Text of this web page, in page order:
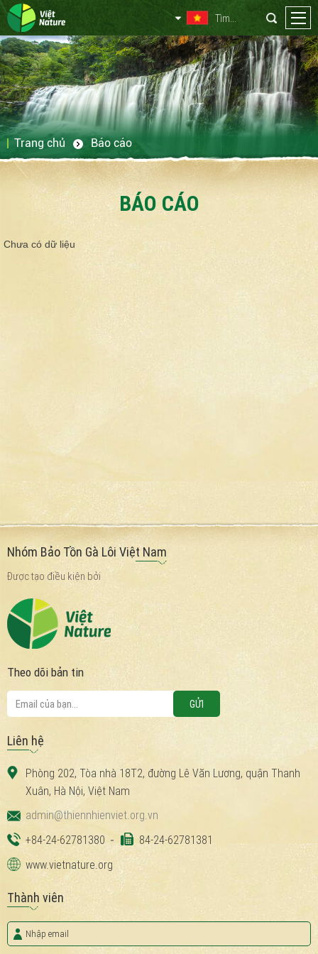
Trang chủ Báo cáo
BÁO CÁO
Chưa có dữ liệu
Nhóm Bảo Tồn Gà Lôi Việt Nam
Được tạo điều kiện bởi
Theo dõi bản tin
Liên hệ
Phòng 202, Tòa nhà 18T2, đường Lê Văn Lương, quận Thanh
Xuân, Hà Nội, Việt Nam
admin@thiennhienviet.org.vn
+84-24-62781380
84-24-62781381
www.vietnature.org
Thành viên